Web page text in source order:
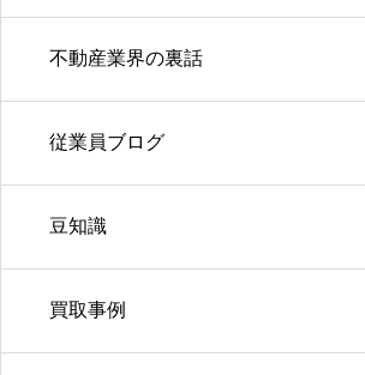
不動産業界の裏話
従業員ブログ
豆知識
買取事例